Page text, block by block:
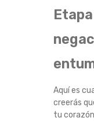
Aquí es
creerás
tu